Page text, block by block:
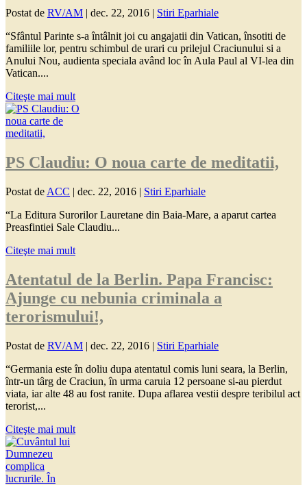
Postat de RV/AM dec. 22, 2016
Stiri Eparhiale
“Sfântul Parinte s-a întâlnit joi cu angajatii din Vatican, însotiti de
familiile lor, pentru schimbul de urari cu prilejul Craciunului si a
Anului Nou, audienta speciala având loc în Aula Paul al VI-lea din
Vatican....
Citeşte mai mult
PS Claudiu: O noua carte de meditatii,
Postat de ACC | dec. 22, 2016 | Stiri Eparhiale
“La Editura Surorilor Lauretane din Baia-Mare, a aparut cartea
Preasfintiei Sale Claudiu...
Citeşte mai mult
Atentatul de la Berlin. Papa Francisc:
Ajunge cu nebunia criminala a
terorismului!,
Postat de RV/AM | dec. 22, 2016 | Stiri Eparhiale
“Germania este în doliu dupa atentatul comis luni seara, la Berlin,
într-un târg de Craciun, în urma caruia 12 persoane si-au pierdut
viata, iar alte 48 au fost ranite. Dupa aflarea vestii despre teribilul act
terorist,...
Citeşte mai mult